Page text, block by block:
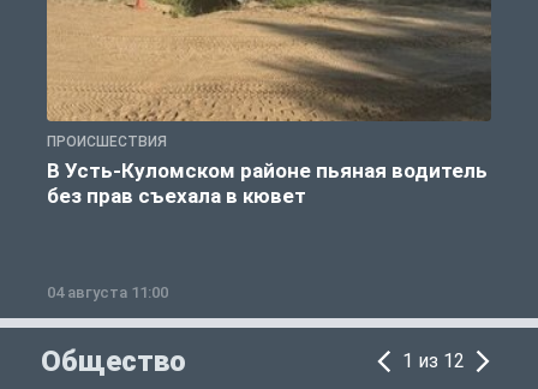
ПРОИСШЕСТВИЯ
В Усть-Куломском районе пьяная водитель
без прав съехала в кювет
04 августа 11:00
Общество 1 из 12